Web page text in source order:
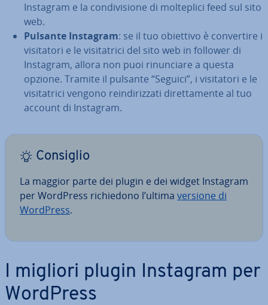
Instagram e la con­di­vi­sio­ne di mol­te­pli­ci feed sul sito
web.
Pulsante Instagram: se il tuo obiettivo è con­ver­ti­re i
vi­si­ta­to­ri e le vi­si­ta­tri­ci del sito web in follower di
Instagram, allora non puoi ri­nun­cia­re a questa
opzione. Tramite il pulsante “Seguici”, i vi­si­ta­to­ri e le
vi­si­ta­tri­ci vengono rein­di­riz­za­ti di­ret­ta­men­te al tuo
account di Instagram.
Consiglio
La maggior parte dei plugin e dei widget Instagram
per WordPress ri­chie­do­no l’ultima versione di
WordPress.
I migliori plugin Instagram per
WordPress